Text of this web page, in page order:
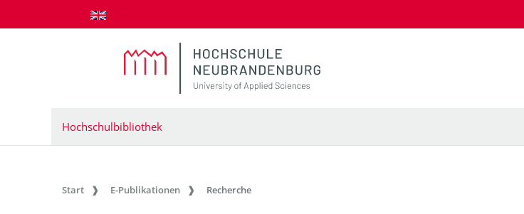
zum Inhalt springen
Hochschulbibliothek
Start E-Publikationen Recherche